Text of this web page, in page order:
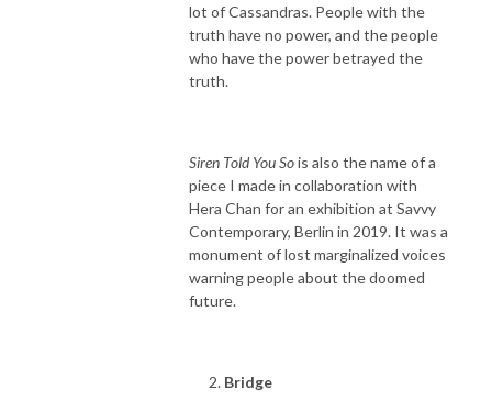
lot of Cassandras. People with the
truth have no power, and the people
who have the power betrayed the
truth.
Siren Told You Sois also the name of a
piece I made in collaboration with
Hera Chan for an exhibition at Savvy
Contemporary, Berlin in 2019. It was a
monument of lost marginalized voices
warning people about the doomed
future.
Bridge